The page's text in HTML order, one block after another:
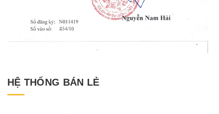
HỆ THỐNG BÁN LẺ